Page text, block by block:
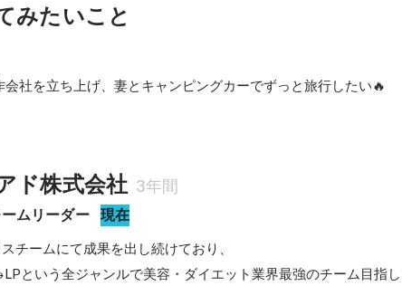
みたいこと
社を立ち上げ、妻とキャンピングカーでずっと旅行したい🔥
ド株式会社 3年間
ムリーダー 現在
チームにて成果を出し続けており、